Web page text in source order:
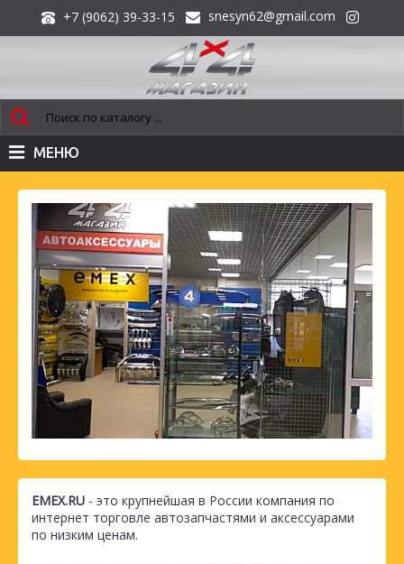
+7 (9062) 39-33-15 snesyn62@gmail.com
МЕНЮ
EMEX.RU - это крупнейшая в России компания по
интернет торговле автозапчастями и аксессуарами
по низким ценам.